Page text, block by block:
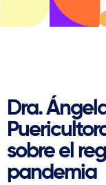
Dra.
sobre el
pandemia